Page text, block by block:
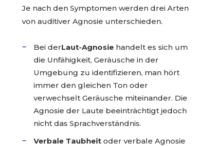
Je nach den Symptomen werden drei Arten
von auditiver Agnosie unterschieden.
Bei derLaut-Agnosiehandelt es sich um
die Unfähigkeit, Geräusche in der
Umgebung zu identifizieren, man hört
immer den gleichen Ton oder
verwechselt Geräusche miteinander. Die
Agnosie der Laute beeinträchtigt jedoch
nicht das Sprachverständnis.
Verbale Taubheit oder verbale Agnosie